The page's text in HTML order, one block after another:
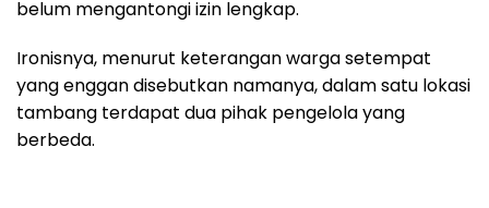
belum mengantongi izin lengkap.
Ironisnya, menurut keterangan warga setempat
yang enggan disebutkan namanya, dalam satu lokasi
tambang terdapat dua pihak pengelola yang
berbeda.